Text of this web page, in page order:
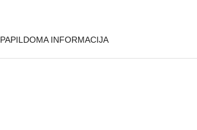
PAPILDOMA INFORMACIJA